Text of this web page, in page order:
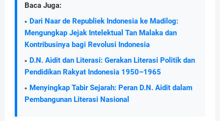
Baca Juga:
Dari Naar de Republiek Indonesia ke Madilog:
Mengungkap Jejak Intelektual Tan Malaka dan
Kontribusinya bagi Revolusi Indonesia
D.N. Aidit dan Literasi: Gerakan Literasi Politik dan
Pendidikan Rakyat Indonesia 1950–1965
Menyingkap Tabir Sejarah: Peran D.N. Aidit dalam
Pembangunan Literasi Nasional